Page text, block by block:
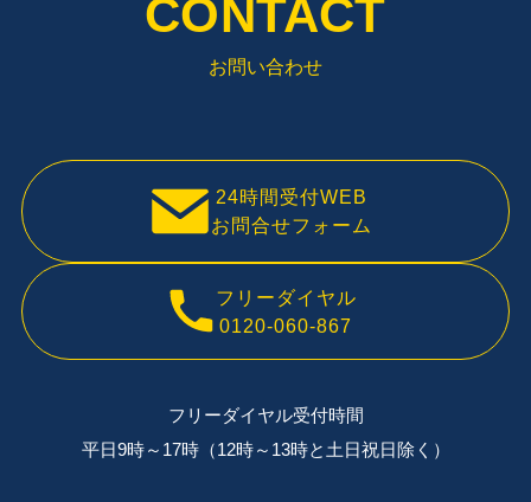
CONTACT
お問い合わせ
24時間受付WEB
お問合せフォーム
フリーダイヤル
0120-060-867
フリーダイヤル受付時間
平日9時～17時（12時～13時と土日祝日除く）